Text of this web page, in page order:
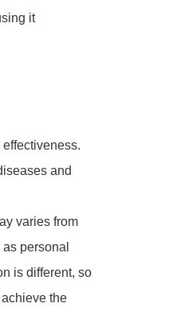
it
and
varies from
personal
is different, so
the